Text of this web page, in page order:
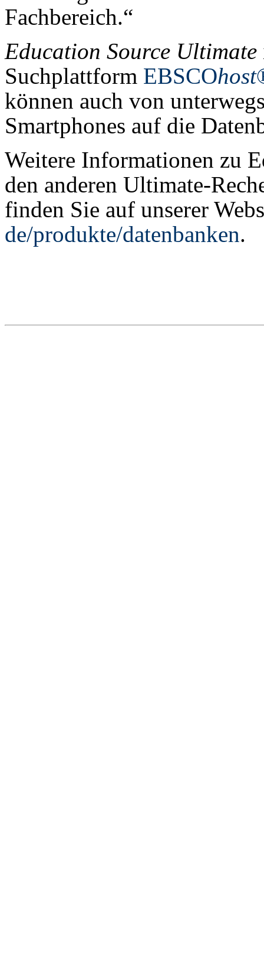
Fachbereich.“
Education Source Ultimate
Suchplattform EBSCOhost
können auch von
Smartphones auf die
Weitere Informationen zu
den anderen Ultimate-
finden Sie auf unserer
de/produkte/datenbanken.